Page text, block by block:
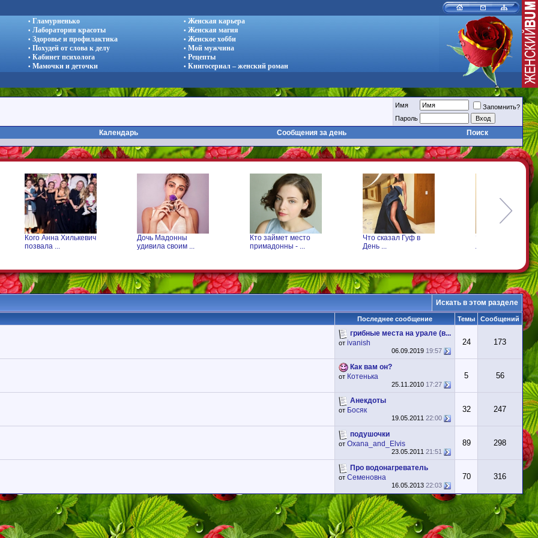
• Гламурненько
• Лаборатория красоты
• Здоровье и профилактика
• Похудей от слова к делу
• Кабинет психолога
• Мамочки и деточки
• Женская карьера
• Женская магия
• Женское хобби
• Мой мужчина
• Рецепты
• Книгосериал – женский роман
Имя
Запомнить?
Пароль
Календарь Сообщения за день Поиск
Кого Анна Хилькевич
позвала ...
Дочь Мадонны
удивила своим ...
Кто займет место
примадонны - ...
Что сказал Гуф в
День ...
Что произошло с
Леонтьевым на ...
Искать в этом разделе
Последнее сообщение Темы Сообщений
грибные места на урале (в...
от ivanish
06.09.2019 19:57
24 173
Как вам он?
от Котенька
25.11.2010 17:27
5 56
Анекдоты
от Босяк
19.05.2011 22:00
32 247
подушочки
от Oxana_and_Elvis
23.05.2011 21:51
89 298
Про водонагреватель
от Семеновна
16.05.2013 22:03
70 316